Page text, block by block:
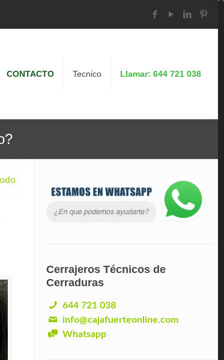
CONTACTO Tecnico Llamar: 644 721 038
Cerrajeros Técnicos de
Cerraduras
644 721 038
info@cajafuerteonline.com
Whatsapp